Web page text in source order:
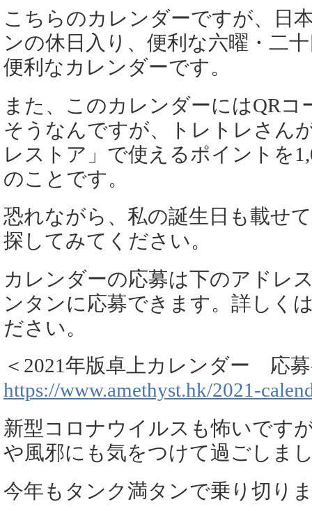
こちらのカレンダーですが、日
ンの休日入り、便利な六曜・二
便利なカレンダーです。
また、このカレンダーにはQRコ
そうなんですが、トレトレさん
レストア」で使えるポイントを
のことです。
恐れながら、私の誕生日も載せ
探してみてください。
カレンダーの応募は下のアドレ
ンタンに応募できます。詳しく
ださい。
＜2021年版卓上カレンダー 応
https://www.amethyst.hk/2021-
新型コロナウイルスも怖いです
や風邪にも気をつけて過ごしま
今年もタンク満タンで乗り切り